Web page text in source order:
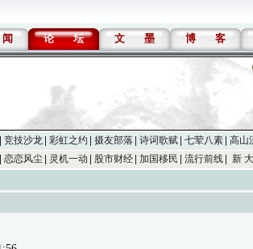
闻 论 坛 文 墨 博 客
竞技沙龙 彩虹之约 摄友部落 诗词歌赋 七荤八素 高山
恋恋风尘 灵机一动 股市财经 加国移民 流行前线 新